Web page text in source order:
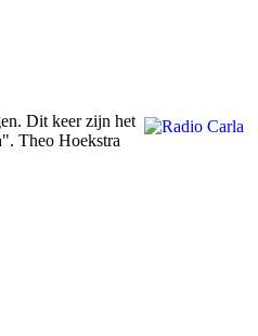
Dit keer zijn het
Theo Hoekstra